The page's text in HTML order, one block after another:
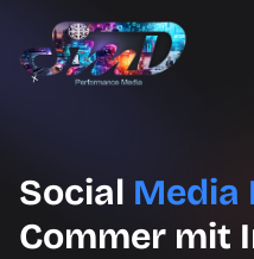
Social Media
Commer mit